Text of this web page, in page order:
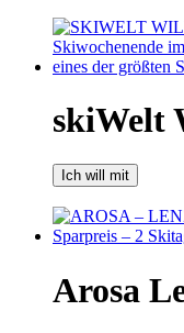
skiWelt
Ich will mit
Arosa